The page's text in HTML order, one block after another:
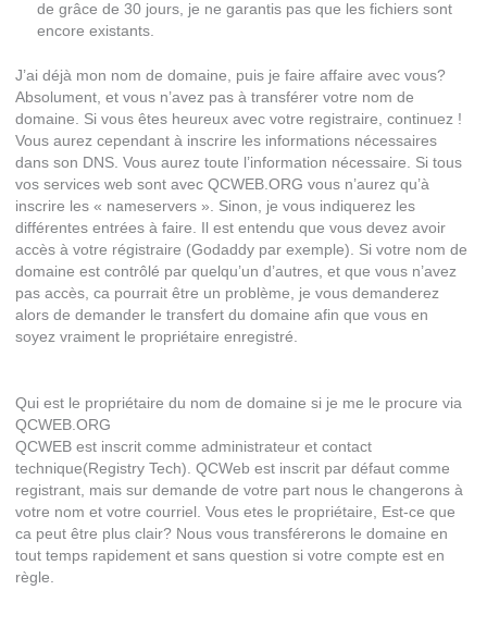
de grâce de 30 jours, je ne garantis pas que les fichiers sont
encore existants.
J’ai déjà mon nom de domaine, puis je faire affaire avec vous?
Absolument, et vous n’avez pas à transférer votre nom de
domaine. Si vous êtes heureux avec votre registraire, continuez !
Vous aurez cependant à inscrire les informations nécessaires
dans son DNS. Vous aurez toute l’information nécessaire. Si tous
vos services web sont avec QCWEB.ORG vous n’aurez qu’à
inscrire les « nameservers ». Sinon, je vous indiquerez les
différentes entrées à faire. Il est entendu que vous devez avoir
accès à votre régistraire (Godaddy par exemple). Si votre nom de
domaine est contrôlé par quelqu’un d’autres, et que vous n’avez
pas accès, ca pourrait être un problème, je vous demanderez
alors de demander le transfert du domaine afin que vous en
soyez vraiment le propriétaire enregistré.
Qui est le propriétaire du nom de domaine si je me le procure via
QCWEB.ORG
QCWEB est inscrit comme administrateur et contact
technique(Registry Tech). QCWeb est inscrit par défaut comme
registrant, mais sur demande de votre part nous le changerons à
votre nom et votre courriel. Vous etes le propriétaire, Est-ce que
ca peut être plus clair? Nous vous transférerons le domaine en
tout temps rapidement et sans question si votre compte est en
règle.